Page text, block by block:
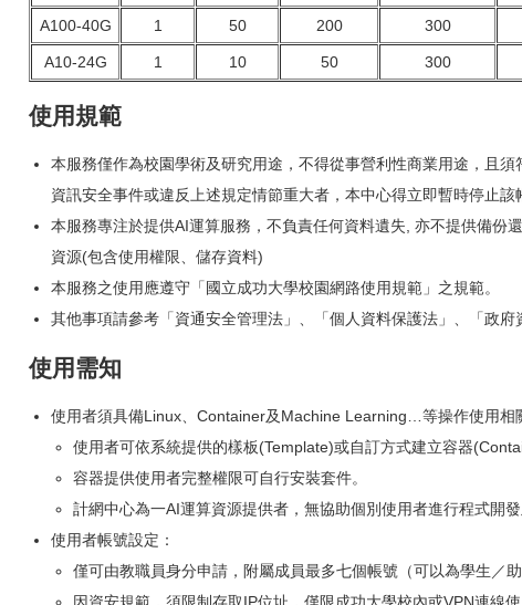
A100-40G 1 50 200 300
A10-24G 1 10 50 300
使用規範
本服務僅作為校園學術及研究用途，不得從事營利性商業用途，且
資訊安全事件或違反上述規定情節重大者，本中心得立即暫時停止該
本服務專注於提供AI運算服務，不負責任何資料遺失, 亦不提供備份
資源(包含使用權限、儲存資料)
本服務之使用應遵守「國立成功大學校園網路使用規範」之規範。
其他事項請參考「資通安全管理法」、「個人資料保護法」、「政
使用需知
使用者須具備Linux、Container及Machine Learning…等操作使用相
使用者可依系統提供的樣板(Template)或自訂方式建立容器
容器提供使用者完整權限可自行安裝套件。
計網中心為一AI運算資源提供者，無協助個別使用者進行程式開發
使用者帳號設定：
僅可由教職員身分申請，附屬成員最多七個帳號（可以為學生／助